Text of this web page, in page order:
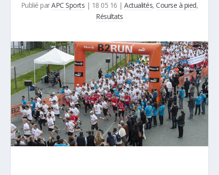
Publié parAPC Sports | 18 05 16 |Actualités,Course à pied,
Résultats